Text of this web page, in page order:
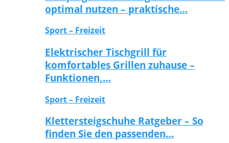
optimal nutzen – praktische…
Sport – Freizeit
Elektrischer Tischgrill für
komfortables Grillen zuhause –
Funktionen,…
Sport – Freizeit
Klettersteigschuhe Ratgeber – So
finden Sie den passenden…